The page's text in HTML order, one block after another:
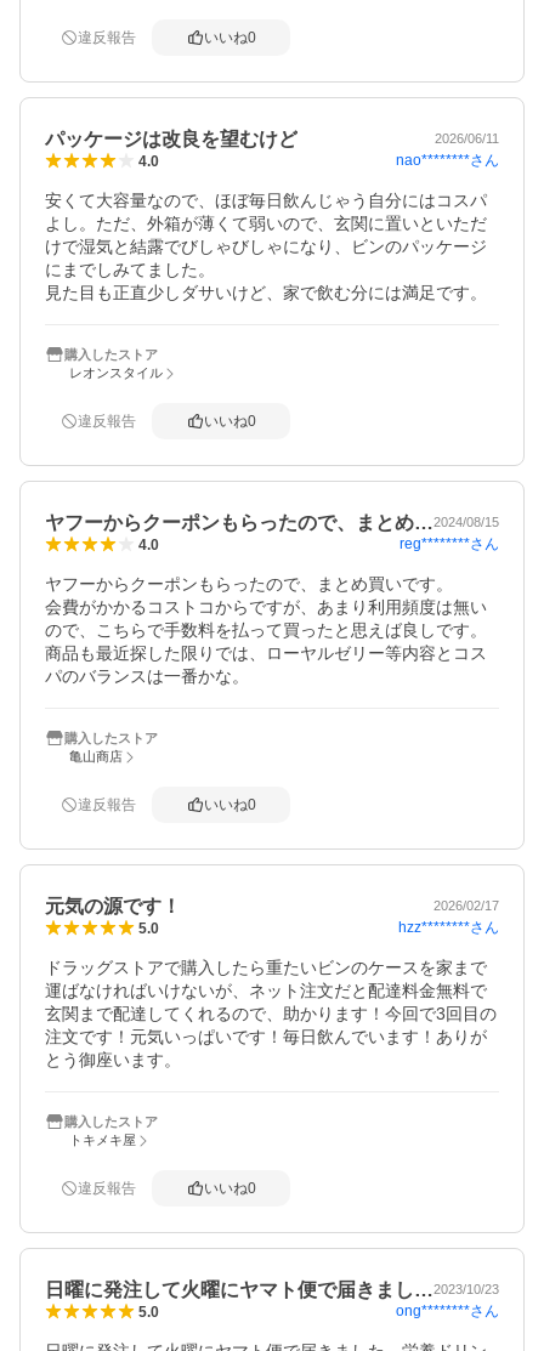
違反報告 いいね0
パッケージは改良を望むけど 2026/06/11
4.0 nao********さん
安くて大容量なので、ほぼ毎日飲んじゃう自分にはコスパ
よし。ただ、外箱が薄くて弱いので、玄関に置いといただ
けで湿気と結露でびしゃびしゃになり、ビンのパッケージ
にまでしみてました。
見た目も正直少しダサいけど、家で飲む分には満足です。
購入したストア
レオンスタイル
違反報告 いいね0
ヤフーからクーポンもらったので、まとめ…2024/08/15
4.0 reg********さん
ヤフーからクーポンもらったので、まとめ買いです。
会費がかかるコストコからですが、あまり利用頻度は無い
ので、こちらで手数料を払って買ったと思えば良しです。
商品も最近探した限りでは、ローヤルゼリー等内容とコス
パのバランスは一番かな。
購入したストア
亀山商店
違反報告 いいね0
元気の源です！ 2026/02/17
5.0 hzz********さん
ドラッグストアで購入したら重たいビンのケースを家まで
運ばなければいけないが、ネット注文だと配達料金無料で
玄関まで配達してくれるので、助かります！今回で3回目の
注文です！元気いっぱいです！毎日飲んでいます！ありが
とう御座います。
購入したストア
トキメキ屋
違反報告 いいね0
日曜に発注して火曜にヤマト便で届きまし…2023/10/23
5.0 ong********さん